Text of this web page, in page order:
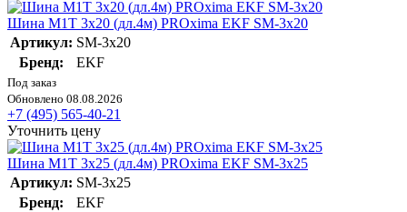
Шина М1Т 3х20 (дл.4м) PROxima EKF SM-3x20
Артикул: SM-3x20
Бренд:
EKF
Под заказ
Обновлено 08.08.2026
+7 (495) 565-40-21
Уточнить цену
Шина М1Т 3х25 (дл.4м) PROxima EKF SM-3x25
Артикул: SM-3x25
Бренд:
EKF